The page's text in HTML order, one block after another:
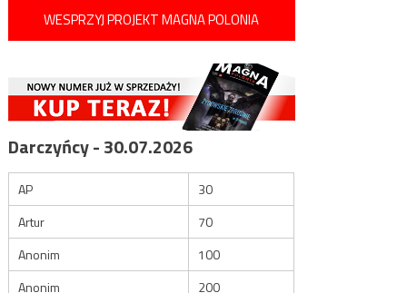
WESPRZYJ PROJEKT MAGNA POLONIA
Darczyńcy - 30.07.2026
AP
30
Artur
70
Anonim
100
Anonim
200